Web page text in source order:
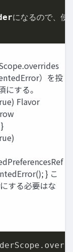
になるので、使
）を投
する。
Flavor
} こ
する必要はな